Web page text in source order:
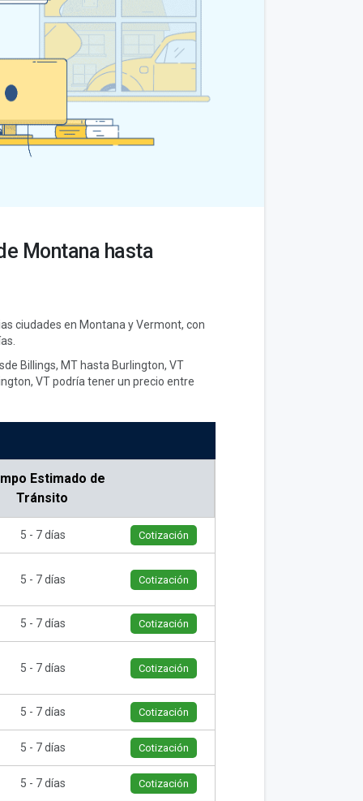
Montana hasta
ciudades en Montana y Vermont, con
Billings, MT hasta Burlington, VT
VT podría tener un precio entre
Estimado de
Tránsito
5 - 7 días Cotización
5 - 7 días Cotización
5 - 7 días Cotización
5 - 7 días Cotización
5 - 7 días Cotización
5 - 7 días Cotización
5 - 7 días Cotización